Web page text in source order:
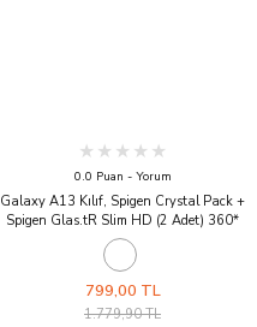
0.0 Puan - Yorum
Galaxy A13 Kılıf, Spigen Crystal Pack +
Spigen Glas.tR Slim HD (2 Adet) 360*
Cam Ekran Koruyucu Crystal Clear
799,00 TL
1.779,90 TL